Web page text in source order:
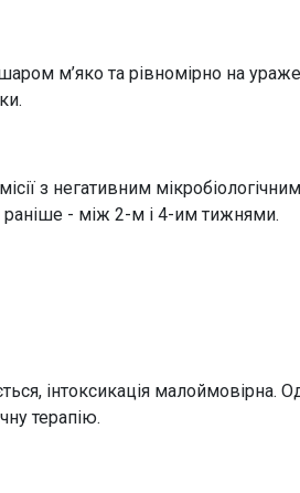
м’яко та рівномірно на
з негативним
раніше - між 2-м і 4-им тижнями.
інтоксикація малоймовірна.
терапію.